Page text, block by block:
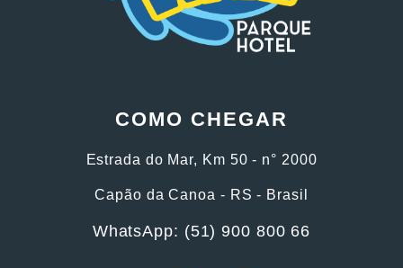
COMO CHEGAR
Estrada do Mar, Km 50 - n° 2000
Capão da Canoa - RS - Brasil
WhatsApp: (51) 900 800 66